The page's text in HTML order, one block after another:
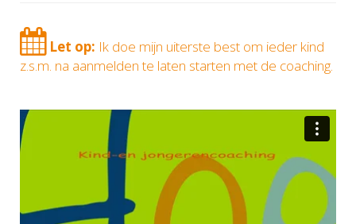
Let op: Ik doe mijn uiterste best om ieder kind
z.s.m. na aanmelden te laten starten met de coaching.